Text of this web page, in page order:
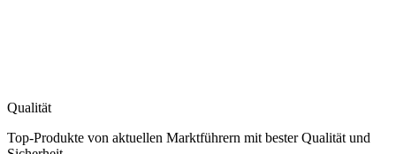
Qualität
Top-Produkte von aktuellen Marktführern mit bester Qualität und